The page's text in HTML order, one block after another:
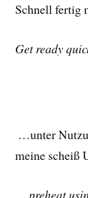
Schnell fertig
Get ready
…unter
meine scheiß
… preheat